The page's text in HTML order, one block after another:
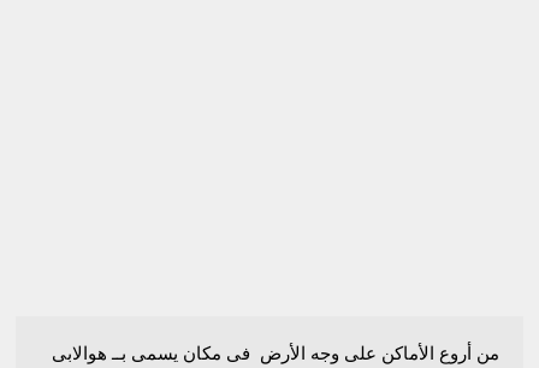
من أروع الأماكن على وجه الأرض فى مكان يسمى بــ هوالابى